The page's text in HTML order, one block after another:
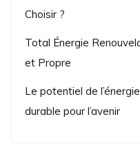
Choisir ?
Total Énergie
et Propre
Le potentiel de
durable pour l’avenir